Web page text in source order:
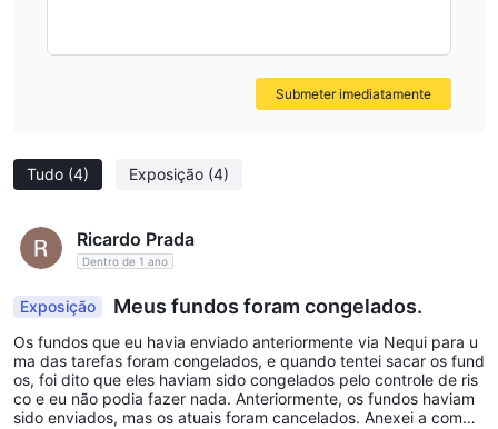
conhecimento e as habilidades necessárias para tomar
educacionais abrangentes poderia ajudar os usuários a navegar
de forma mais eficaz pelas complexidades dos mercados
Não disponível em alguns países ou regiões:
limitação de Mercado é que ela pode não estar disponível em
todos os países ou regiões. Isso pode restringir o acesso para
usuários em potencial que estão localizados em áreas onde
Mercado não opera. Limitações de disponibilidade podem
dificultar o alcance da plataforma e sua acessibilidade a um
público mais amplo.
Tudo (4) Exposição (4)
Ricardo Prada
Dentro de 1 ano
Exposição Meus fundos foram congelados.
Os fundos que eu havia enviado anteriormente via Nequi para u
ma das tarefas foram congelados, e quando tentei sacar os fund
os, foi dito que eles haviam sido congelados pelo controle de ris
co e eu não podia fazer nada. Anteriormente, os fundos haviam
sido enviados, mas os atuais foram cancelados. Anexei a compr
Submeter imediatamente